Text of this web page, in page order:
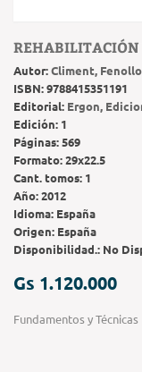
Autor:Climent,
ISBN:9788415351191
Editorial: Ergon,
Edición: 1
Páginas:569
Formato:29x22.5
Cant. tomos: 1
Año:2012
Idioma: España
Origen: España
Disponibilidad.: No
Gs 1.120.000
Fundamentos y Técnicas